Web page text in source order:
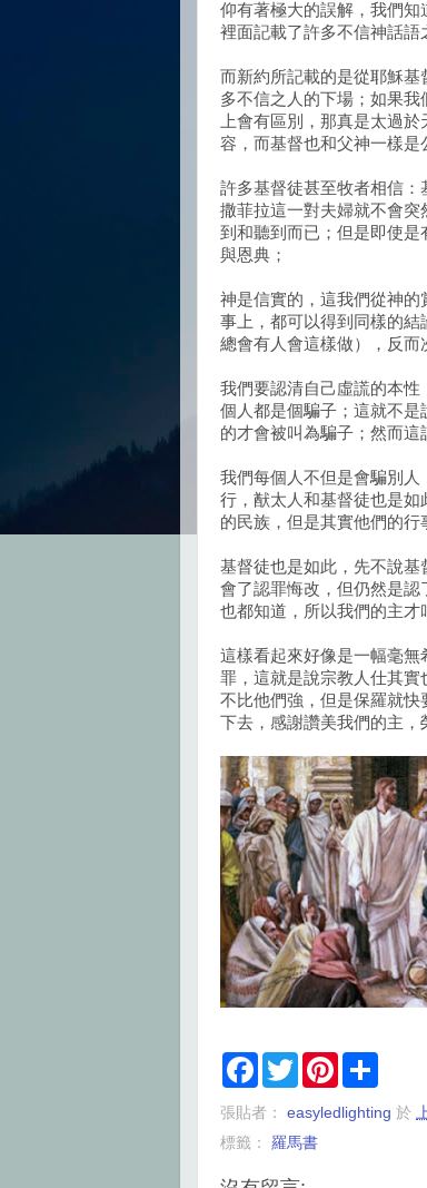
仰有著極大的誤解，我們知
裡面記載了許多不信神話語
而新約所記載的是從耶穌
多不信之人的下場；如果
上會有區別，那真是太過
容，而基督也和父神一樣是
許多基督徒甚至牧者相信
撒菲拉這一對夫婦就不會
到和聽到而已；但是即使
與恩典；
神是信實的，這我們從神
事上，都可以得到同樣的
總會有人會這樣做），反而
我們要認清自己虛謊的本
個人都是個騙子；這就不
的才會被叫為騙子；然而這
我們每個人不但是會騙別
行，猷太人和基督徒也是
的民族，但是其實他們的行
基督徒也是如此，先不說
會了認罪悔改，但仍然是
也都知道，所以我們的主才
這樣看起來好像是一幅毫
罪，這就是說宗教人仕其
不比他們強，但是保羅就
下去，感謝讚美我們的主，
F
e
o
T
w
t
e
P
t
r
張貼者： easyledlighting 於
標籤： 羅馬書